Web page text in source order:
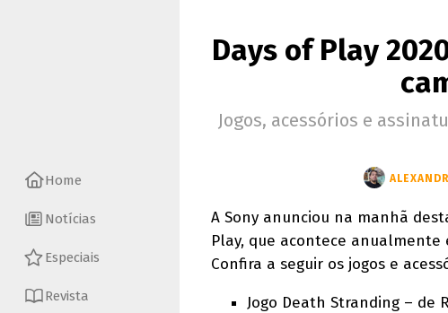
Home
Notícias
Especiais
Revista
Days of Play
Jogos, acessórios e
A Sony anunciou na manhã
Play, que acontece anualmente
Confira a seguir os jogos e
Jogo Death Stranding – de